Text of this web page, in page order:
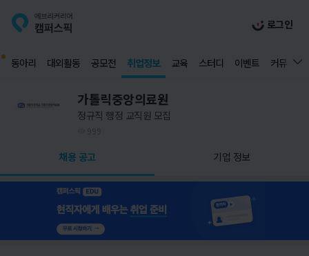
로그인
동아리 대외활동 공모전 취업정보 교육 스터디 이벤트 커뮤니티
가톨릭중앙의료원
정규직 행정 교직원 모집
채용 공고 기업 정보